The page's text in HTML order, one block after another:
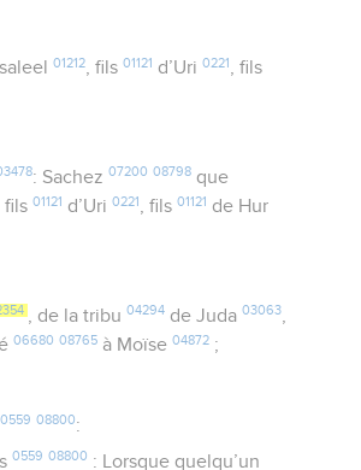
01212, fils 01121 d’Uri 0221, fils
: Sachez 07200 08798que
fils01121 d’Uri0221, fils01121 de Hur
, de la tribu 04294de Juda 03063,
06680 08765 à Moïse04872 ;
0559 08800:
0559 08800 : Lorsque quelqu’un